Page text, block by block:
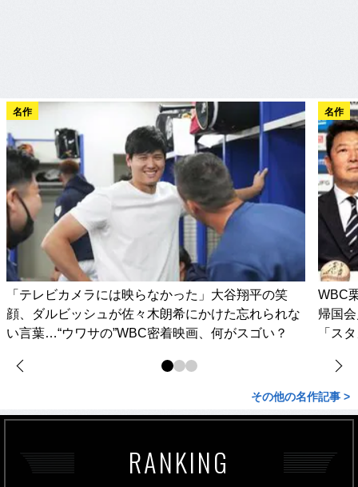
名作
「テレビカメラには映らなかった」大谷翔平の笑
顔、ダルビッシュが佐々木朗希にかけた忘れられな
い言葉…“ウワサの”WBC密着映画、何がスゴい？
名作
WBC
帰国
「ス
その他の名作記事 >
RANKING